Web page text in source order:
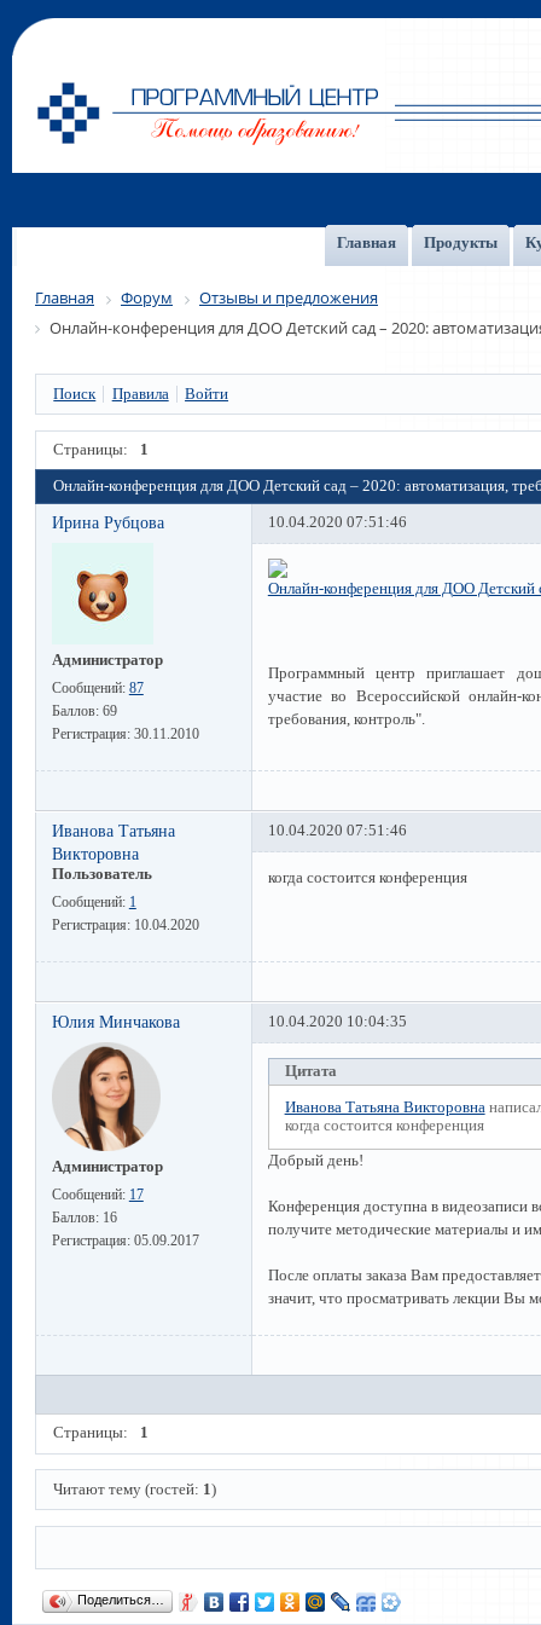
Главная Продукты
Главная Форум
Отзывы и предложения
Онлайн-конференция для ДОО Детский сад – 2020:
Поиск Правила Войти
Страницы: 1
Онлайн-конференция для ДОО Детский сад – 2020: автоматизация,
Ирина Рубцова
Администратор
Сообщений: 87
Баллов: 69
Регистрация: 30.11.2010
10.04.2020 07:51:46
Онлайн-конференция для ДОО Детский
Программный центр приглашает
участие во Всероссийской онлайн-
требования, контроль".
Иванова Татьяна
Викторовна
Пользователь
Сообщений: 1
Регистрация: 10.04.2020
10.04.2020 07:51:46
когда состоится конференция
Юлия Минчакова
Администратор
Сообщений: 17
Баллов: 16
Регистрация: 05.09.2017
10.04.2020 10:04:35
Цитата
Иванова Татьяна Викторовна
когда состоится конференция
Добрый день!
Конференция доступна в видеозаписи
получите методические материалы и
После оплаты заказа Вам
значит, что просматривать лекции Вы
Страницы: 1
Читают тему (гостей: 1)
Поделиться…